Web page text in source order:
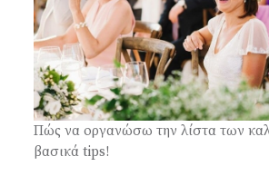
Πώς να οργανώσω την λίστα των
βασικά tips!